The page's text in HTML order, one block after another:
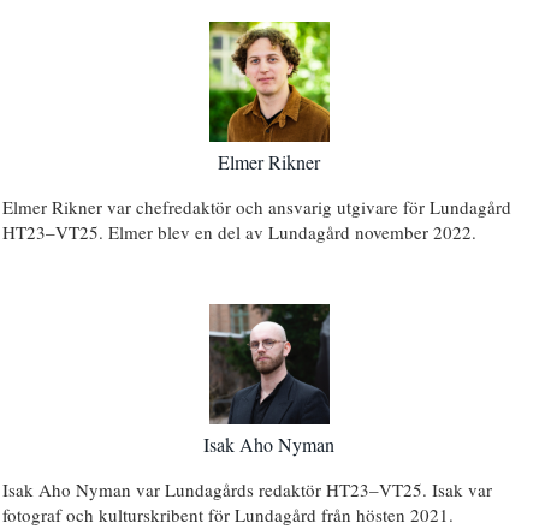
Elmer Rikner
Elmer Rikner var chefredaktör och ansvarig utgivare för Lundagård
HT23–VT25. Elmer blev en del av Lundagård november 2022.
Isak Aho Nyman
Isak Aho Nyman var Lundagårds redaktör HT23–VT25. Isak var
fotograf och kulturskribent för Lundagård från hösten 2021.